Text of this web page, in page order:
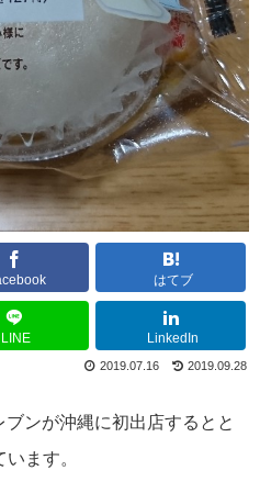
はてブ
LINE LinkedIn
2019.09.28
2019.07.16
ンが沖縄に初出店するとと
ます。